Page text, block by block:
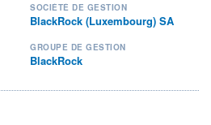
SOCIÉTÉ DE GESTION
BlackRock (Luxembourg) SA
GROUPE DE GESTION
BlackRock